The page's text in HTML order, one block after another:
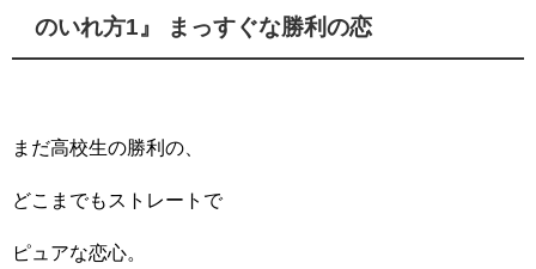
のいれ方1』 まっすぐな勝利の恋
まだ高校生の勝利の、
どこまでもストレートで
ピュアな恋心。